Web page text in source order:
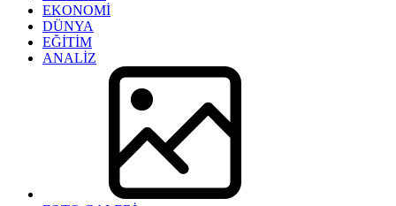
EKONOMİ
DÜNYA
EĞİTİM
ANALİZ